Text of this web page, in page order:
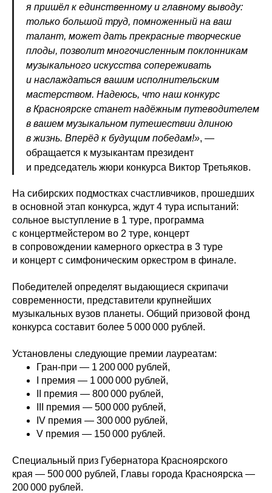
я пришёл к единственному и главному выводу:
только большой труд, помноженный на ваш
талант, может дать прекрасные творческие
плоды, позволит многочисленным поклонникам
музыкального искусства сопереживать
и наслаждаться вашим исполнительским
мастерством. Надеюсь, что наш конкурс
в Красноярске станет надёжным путеводителем
в вашем музыкальном путешествии длиною
в жизнь. Вперёд к будущим победам!», —
обращается к музыкантам президент
и председатель жюри конкурса Виктор Третьяков.
На сибирских подмостках счастливчиков, прошедших
в основной этап конкурса, ждут 4 тура испытаний:
сольное выступление в 1 туре, программа
с концертмейстером во 2 туре, концерт
в сопровождении камерного оркестра в 3 туре
и концерт с симфоническим оркестром в финале.
Победителей определят выдающиеся скрипачи
современности, представители крупнейших
музыкальных вузов планеты. Общий призовой фонд
конкурса составит более 5 000 000 рублей.
Установлены следующие премии лауреатам:
Гран-при — 1 200 000 рублей,
I премия — 1 000 000 рублей,
II премия — 800 000 рублей,
III премия — 500 000 рублей,
IV премия — 300 000 рублей,
V премия — 150 000 рублей.
Специальный приз Губернатора Красноярского
края — 500 000 рублей, Главы города Красноярска —
200 000 рублей.